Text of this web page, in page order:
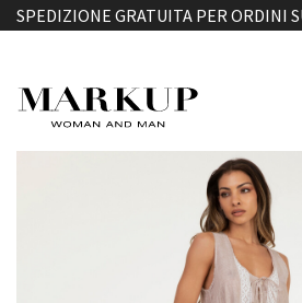
SPEDIZIONE GRATUITA PER ORDINI